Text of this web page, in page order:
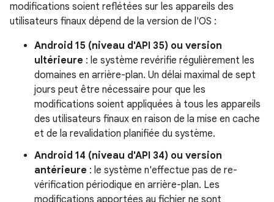
modifications soient reflétées sur les appareils des
utilisateurs finaux dépend de la version de l'OS :
Android 15 (niveau d'API 35) ou version
ultérieure : le système revérifie régulièrement les
domaines en arrière-plan. Un délai maximal de sept
jours peut être nécessaire pour que les
modifications soient appliquées à tous les appareils
des utilisateurs finaux en raison de la mise en cache
et de la revalidation planifiée du système.
Android 14 (niveau d'API 34) ou version
antérieure : le système n'effectue pas de re-
vérification périodique en arrière-plan. Les